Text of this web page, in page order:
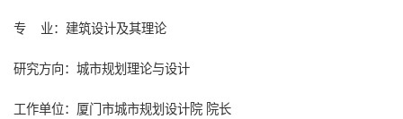
专 业：建筑设计及其理论
研究方向：城市规划理论与设计
工作单位：厦门市城市规划设计院 院长